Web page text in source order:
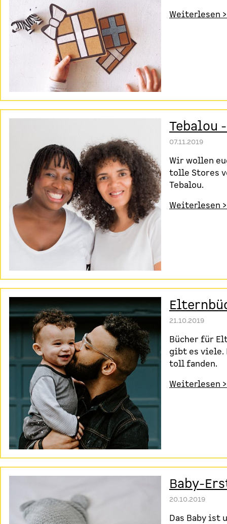
Weiterlesen
Tebalou
07.11.2019
Wir wollen
tolle Stores
Tebalou.
Weiterlesen
21.10.2019
Bücher für
gibt es viele.
toll fanden.
Weiterlesen
Baby-
20.10.2019
Das Baby ist